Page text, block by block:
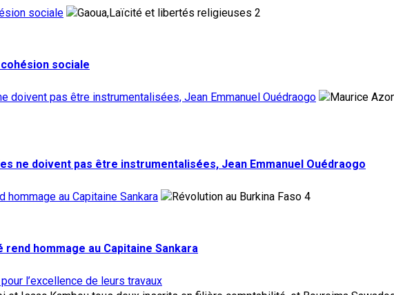
sociale
2
sociale
doivent pas être instrumentalisées, Jean Emmanuel Ouédraogo
ne doivent pas être instrumentalisées, Jean Emmanuel Ouédraogo
hommage au Capitaine Sankara
4
hommage au Capitaine Sankara
l’excellence de leurs travaux